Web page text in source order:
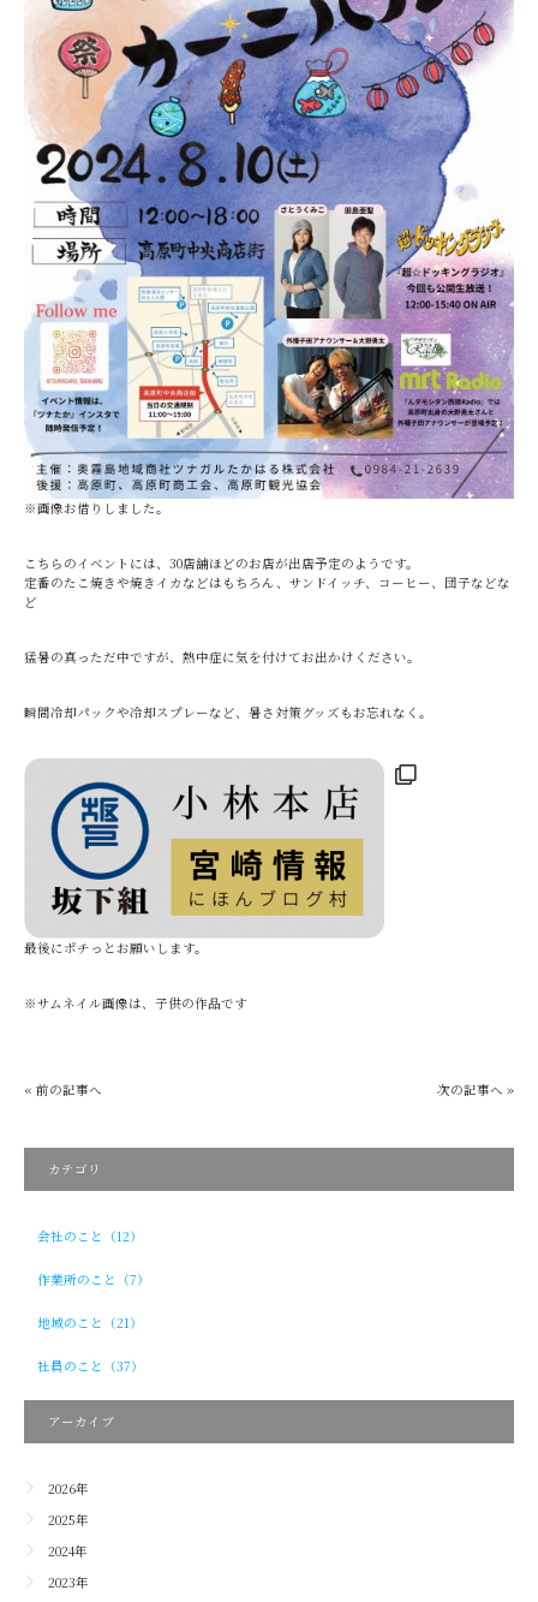
※画像お借りしました。
こちらのイベントには、30店舗ほどのお店が出店予定のようです。
定番のたこ焼きや焼きイカなどはもちろん、サンドイッチ、コーヒー、団子などな
ど
猛暑の真っただ中ですが、熱中症に気を付けてお出かけください。
瞬間冷却パックや冷却スプレーなど、暑さ対策グッズもお忘れなく。
最後にポチっとお願いします。
※サムネイル画像は、子供の作品です
« 前の記事へ 次の記事へ »
カテゴリ
会社のこと（12）
作業所のこと（7）
地域のこと（21）
社員のこと（37）
アーカイブ
2026年
2025年
2024年
2023年